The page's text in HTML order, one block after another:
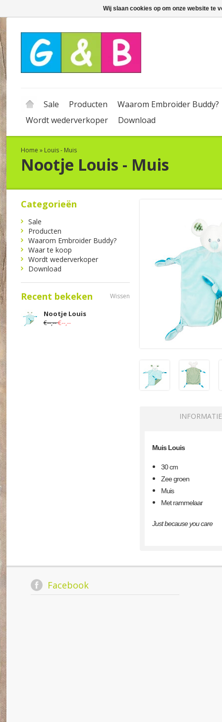
Sale Producten
Waarom Embroider Buddy?
Wordt wederverkoper
Download
Home » Louis - Muis
Nootje Louis - Muis
INFORMATIE
Muis Louis
30 cm
Zee groen
Muis
Met rammelaar
Just because you care
Categorieën
Sale
Producten
Waarom Embroider Buddy?
Waar te koop
Wordt wederverkoper
Download
Recent bekeken Wissen
Nootje Louis
€--,--€--,--
Facebook
Wij slaan cookies op om onze website te